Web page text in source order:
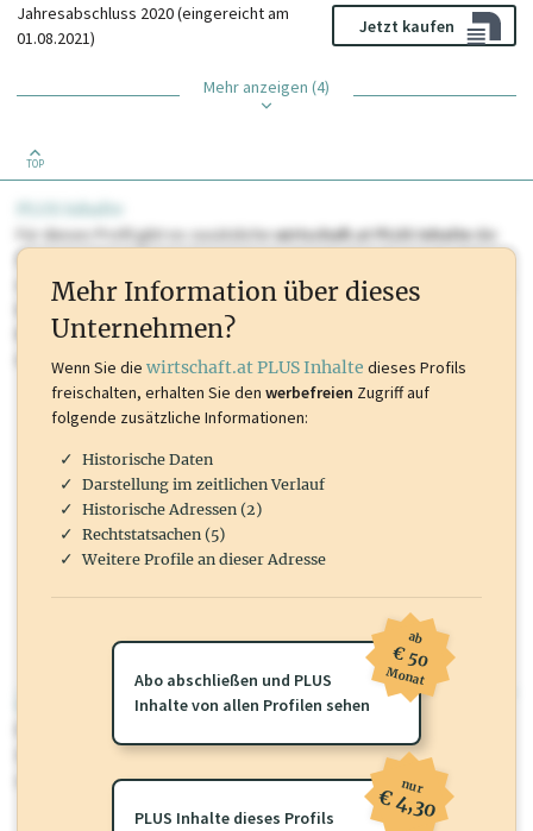
Jahresabschluss 2020 (eingereicht am
01.08.2021)
Jetzt kaufen
Mehr anzeigen (4)
TOP
Für dieses Profil gibt es zusätzlichewirtschaft.at PLUS Inhaltedie
Sie momentan nicht einsehen können. Schalten Sie dieses Profil frei
oder loggen Sie sich ein um diese Inhalte zu sehen. wirtschaft.at PLUS
Marken, Patente, Rechtstatsachen, OTS-Aussendungen, und viele
mehr.
wirtschaft.at PLUS
Sie momentan nicht einsehen können. Schalten Sie dieses Profil frei
oder loggen Sie sich ein um diese Inhalte zu sehen.
Mehr Information über dieses
Unternehmen?
Wenn Sie die wirtschaft.at PLUS Inhalte dieses Profils
freischalten, erhalten Sie den werbefreien Zugriff auf
folgende zusätzliche Informationen:
Historische Daten
Darstellung im zeitlichen Verlauf
Historische Adressen (2)
Rechtstatsachen (5)
Weitere Profile an dieser Adresse
Abo abschließen und PLUS
Inhalte von allen Profilen sehen
ab
€ 50
Monat
PLUS Inhalte dieses Profils
nur
€ 4,30